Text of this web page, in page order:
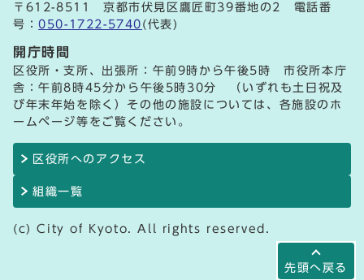
先頭へ戻る
〒612-8511 京都市伏見区鷹匠町39番地の2 電話番
号：050-1722-5740 (代表)
開庁時間
区役所・支所、出張所：午前9時から午後5時 市役所本庁
舎：午前8時45分から午後5時30分 （いずれも土日祝及
び年末年始を除く）その他の施設については、各施設のホ
ームページ等をご覧ください。
区役所へのアクセス
組織一覧
(c) City of Kyoto. All rights reserved.